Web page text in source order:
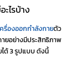
ะไรบ้าง
รื่องออกกำลังกายตัว
อย่างมีประสิทธิภาพ
ด้ 3 รูปแบบ ดังนี้